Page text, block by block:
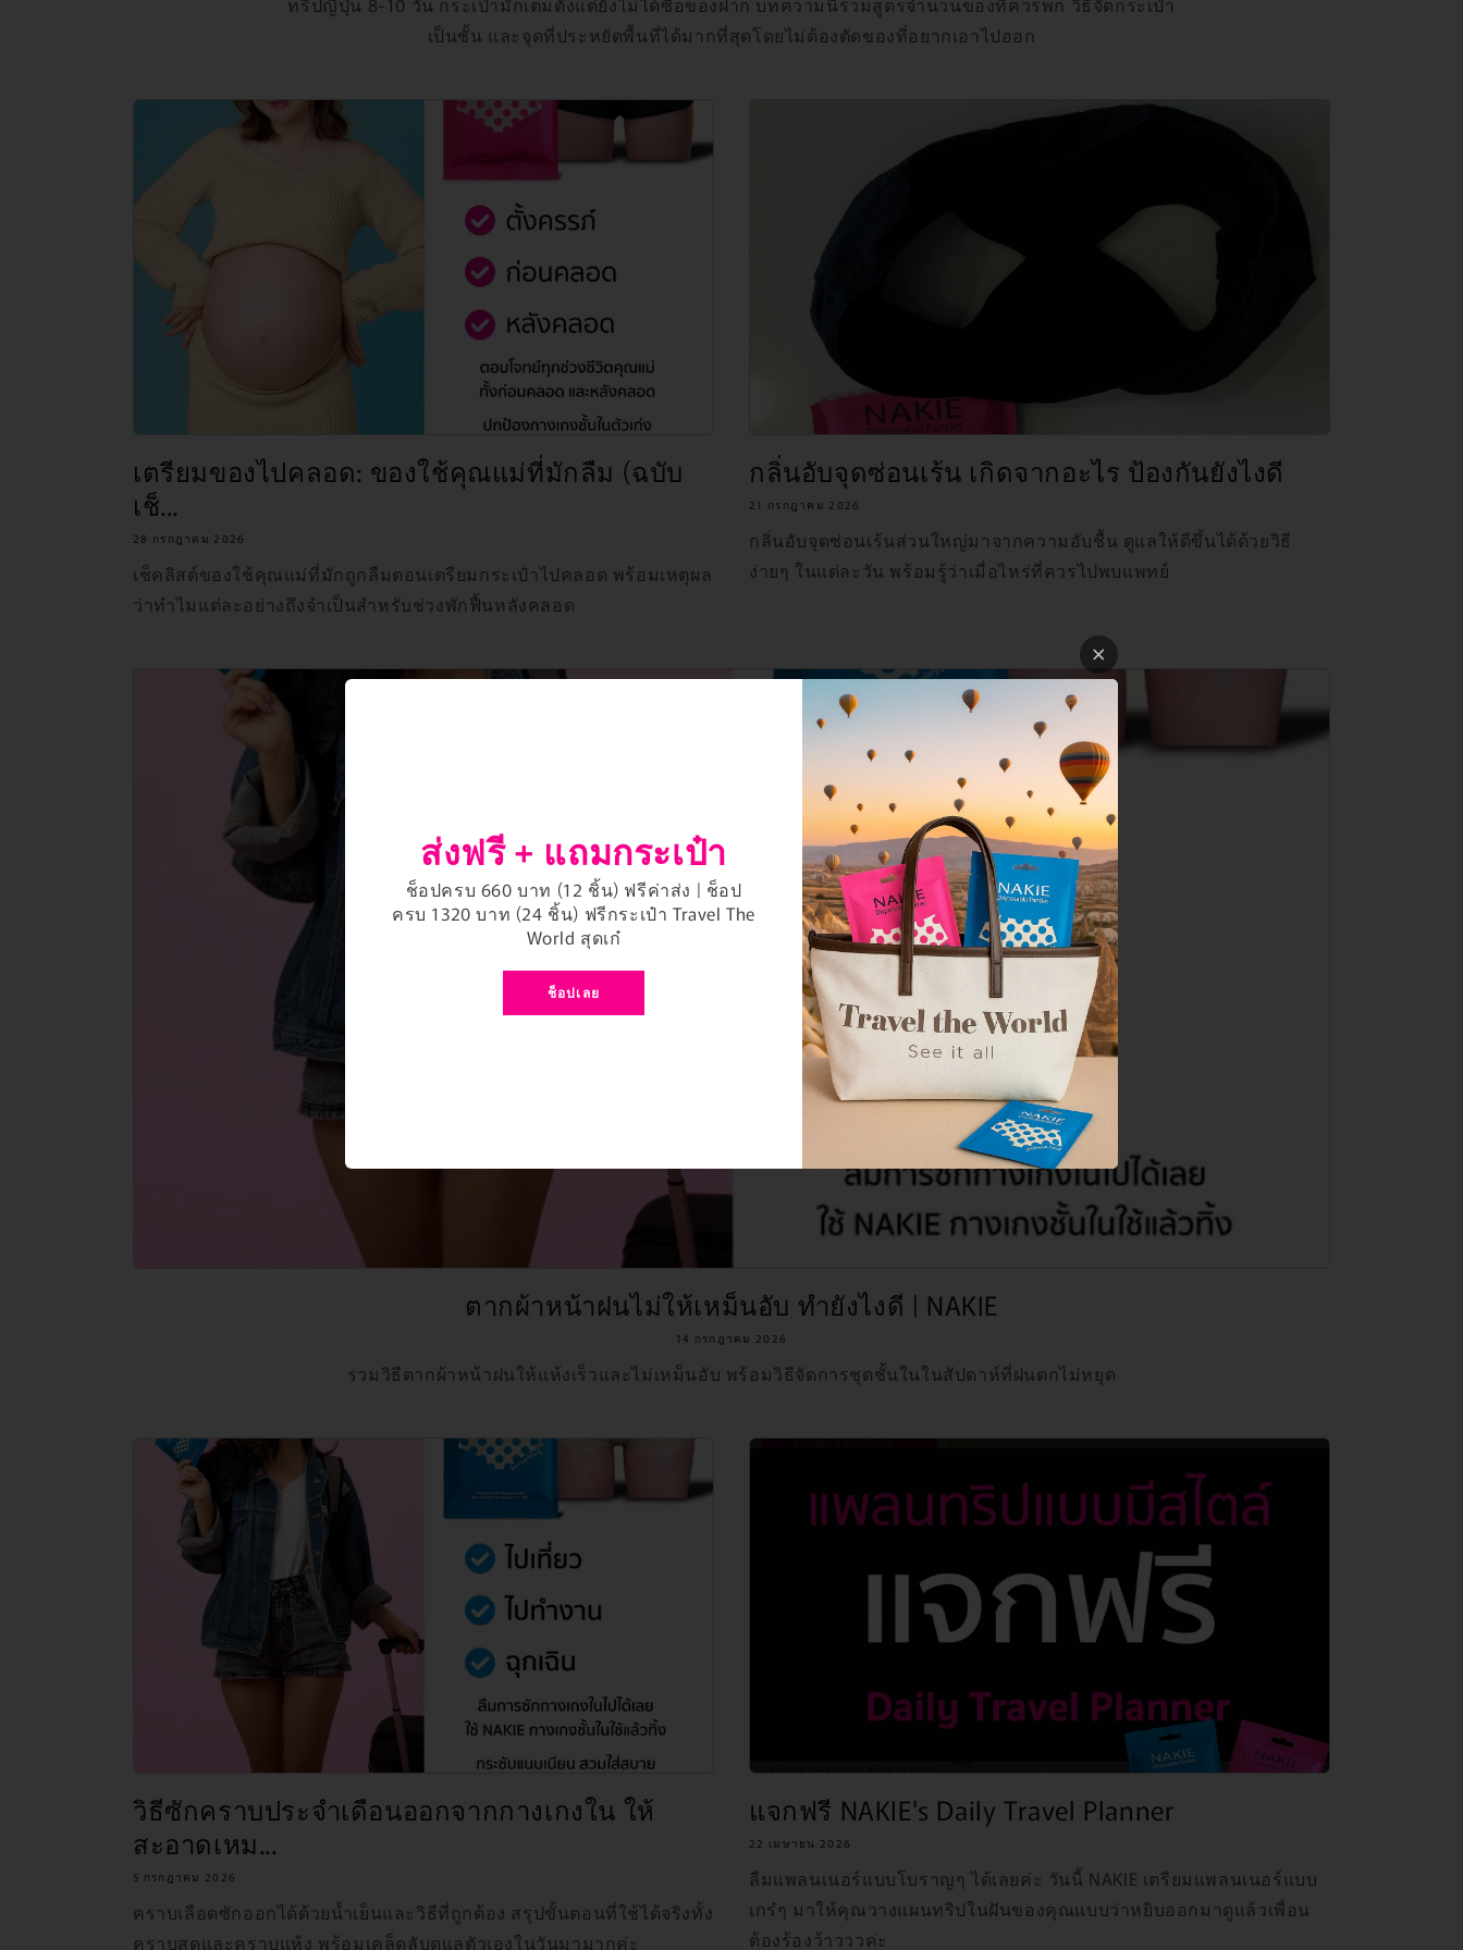
เป็นชั้น และจุดที่ประหยัดพื้นที่ได้มากที่สุดโดยไม่ต้องตัดของที่อยากเอาไปออก
เตรียมของไปคลอด: ของใช้คุณแม่ที่มักลืม (ฉบับ
เช็...
28 กรกฎาคม 2026
เช็คลิสต์ของใช้คุณแม่ที่มักถูกลืมตอนเตรียมกระเป๋าไปคลอด พร้อมเหตุผล
ว่าทำไมแต่ละอย่างถึงจำเป็นสำหรับช่วงพักฟื้นหลังคลอด
กลิ่นอับจุดซ่อนเร้น เกิดจากอะไร ป้องกันยังไงดี
21 กรกฎาคม 2026
กลิ่นอับจุดซ่อนเร้นส่วนใหญ่มาจากความอับชื้น ดูแลให้ดีขึ้นได้ด้วยวิธี
ง่ายๆ ในแต่ละวัน พร้อมรู้ว่าเมื่อไหร่ที่ควรไปพบแพทย์
ตากผ้าหน้าฝนไม่ให้เหม็นอับ ทำยังไงดี | NAKIE
14 กรกฎาคม 2026
รวมวิธีตากผ้าหน้าฝนให้แห้งเร็วและไม่เหม็นอับ พร้อมวิธีจัดการชุดชั้นในในสัปดาห์ที่ฝนตกไม่หยุด
วิธีซักคราบประจำเดือนออกจากกางเกงใน ให้
สะอาดเหม...
5 กรกฎาคม 2026
คราบเลือดซักออกได้ด้วยน้ำเย็นและวิธีที่ถูกต้อง สรุปขั้นตอนที่ใช้ได้จริงทั้ง
คราบสดและคราบแห้ง พร้อมเคล็ดลับดูแลตัวเองในวันมามากค่ะ
แจกฟรี NAKIE's Daily Travel Planner
22 เมษายน 2026
ลืมแพลนเนอร์แบบโบราญๆ ได้เลยค่ะ วันนี้ NAKIE เตรียมแพลนเนอร์แบบ
เกร๋ๆ มาให้คุณวางแผนทริปในฝันของคุณแบบว่าหยิบออกมาดูแล้วเพื่อน
ต้องร้องว้าวววค่ะ
ส่งฟรี + แถมกระเป๋า
ช็อปครบ 660 บาท (12 ชิ้น) ฟรีค่าส่ง | ช็อป
ครบ 1320 บาท (24 ชิ้น) ฟรีกระเป๋า Travel The
World สุดเก๋
ช็อปเลย